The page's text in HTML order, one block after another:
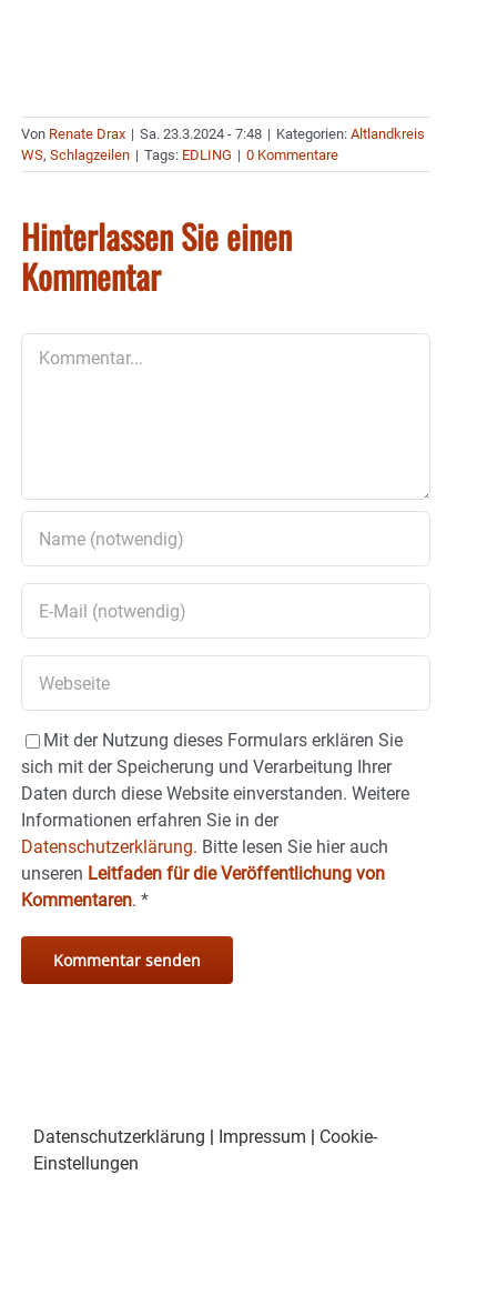
Von Renate Drax | Sa. 23.3.2024 - 7:48 | Kategorien: Altlandkreis
WS, Schlagzeilen | Tags: EDLING | 0 Kommentare
Hinterlassen Sie einen
Kommentar
Mit der Nutzung dieses Formulars erklären Sie
sich mit der Speicherung und Verarbeitung Ihrer
Daten durch diese Website einverstanden. Weitere
Informationen erfahren Sie in der
Datenschutzerklärung. Bitte lesen Sie hier auch
unseren Leitfaden für die Veröffentlichung von
Kommentaren. *
Datenschutzerklärung Impressum
Cookie-
Einstellungen